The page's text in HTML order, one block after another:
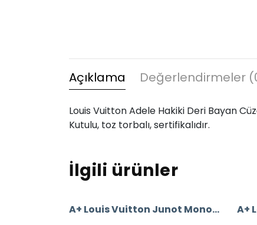
Açıklama Değerlendirmeler
Louis Vuitton Adele Hakiki Deri Bayan
Kutulu, toz torbalı, sertifikalıdır.
İlgili ürünler
A+ Louis Vuitton Junot Monogram Empreinte Leather (Mavi)